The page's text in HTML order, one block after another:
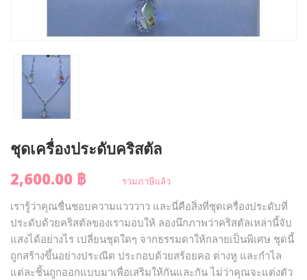
ชุดเครื่องประดับคริสตัล
2,600.00 ฿
รวมภาษีแล้ว
เรารู้ว่าคุณชื่นชอบความแวววาว และนี่คือสิ่งที่ชุดเครื่องประดับที่
ประดับด้วยคริสตัลของเรามอบให้ ลองนึกภาพว่าคริสตัลเหล่านี้จับ
แสงได้อย่างไร เปลี่ยนชุดใดๆ จากธรรมดาให้กลายเป็นพิเศษ ชุดนี้
ถูกสร้างขึ้นอย่างประณีต ประกอบด้วยสร้อยคอ ต่างหู และกำไล
แต่ละชิ้นถูกออกแบบมาเพื่อเสริมให้กันและกัน ไม่ว่าคุณจะแต่งตัว